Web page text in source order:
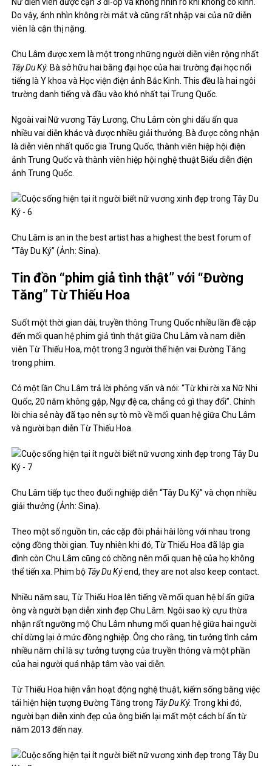
Do vậy, ánh nhìn không rời mắt và cũng rất nhập vai của nữ diễn
viên là cận thị nặng.
Chu Lâm được xem là một trong những người diễn viên rộng nhất
Tây Du Ký. Bà sở hữu hai bằng đại học của hai trường đại học nổi
tiếng là Y khoa và Học viện điện ảnh Bắc Kinh. This đều là hai ngôi
trường danh tiếng và đầu vào khó nhất tại Trung Quốc.
Ngoài vai Nữ vương Tây Lương, Chu Lâm còn ghi dấu ấn qua
nhiều vai diễn khác và được nhiều giải thưởng. Bà được công nhận
là diễn viên nhất quốc gia Trung Quốc, thành viên hiệp hội điện
ảnh Trung Quốc và thành viên hiệp hội nghệ thuật Biểu diễn điện
ảnh Trung Quốc.
Chu Lâm is an in the best artist has a highest the best forum of
“Tây Du Ký” (Ảnh: Sina).
Tin đồn “phim giả tình thật” với “Đường
Tăng” Từ Thiếu Hoa
Suốt một thời gian dài, truyền thông Trung Quốc nhiều lần đề cập
đến mối quan hệ phim giả tình thật giữa Chu Lâm và nam diễn
viên Từ Thiếu Hoa, một trong 3 người thể hiện vai Đường Tăng
trong phim.
Có một lần Chu Lâm trả lời phỏng vấn và nói: “Từ khi rời xa Nữ Nhi
Quốc, 20 năm không gặp, Ngự đệ ca, chẳng có gì thay đổi”. Chính
lời chia sẻ này đã tạo nên sự tò mò về mối quan hệ giữa Chu Lâm
và người bạn diễn Từ Thiếu Hoa.
Chu Lâm tiếp tục theo đuổi nghiệp diễn “Tây Du Ký” và chọn nhiều
giải thưởng (Ảnh: Sina).
Theo một số nguồn tin, các cặp đôi phải hài lòng với nhau trong
cộng đồng thời gian. Tuy nhiên khi đó, Từ Thiếu Hoa đã lập gia
đình còn Chu Lâm cũng có chồng nên mối quan hệ của họ không
thể tiến xa. Phim bộ Tây Du Kýend, they are not also keep contact.
Nhiều năm sau, Từ Thiếu Hoa lên tiếng về mối quan hệ bí ẩn giữa
ông và người bạn diễn xinh đẹp Chu Lâm. Ngôi sao kỳ cựu thừa
nhận rất ngưỡng mộ Chu Lâm nhưng mối quan hệ giữa hai người
chỉ dừng lại ở mức đồng nghiệp. Ông cho rằng, tin tưởng tình cảm
nhiều năm chỉ là sự tưởng tượng của truyền thông và một phần
của hai người quá nhập tâm vào vai diễn.
Từ Thiếu Hoa hiện vẫn hoạt động nghệ thuật, kiếm sống bằng việc
tái hiện hiện tượng Đường Tăng trong Tây Du Ký. Trong khi đó,
người bạn diễn xinh đẹp của ông biến lại mất một cách bí ẩn từ
năm 2013 đến nay.